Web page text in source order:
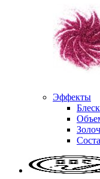
Эффекты
Блеск